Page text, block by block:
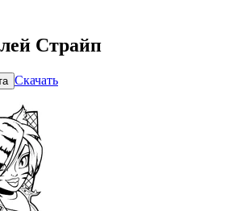
Страйп
Скачать